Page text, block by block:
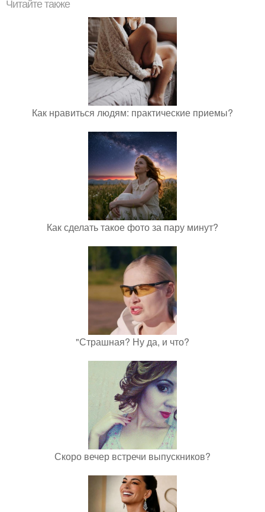
Читайте также
Как нравиться людям: практические приемы?
Как сделать такое фото за пару минут?
"Страшная? Ну да, и что?
Скоро вечер встречи выпускников?